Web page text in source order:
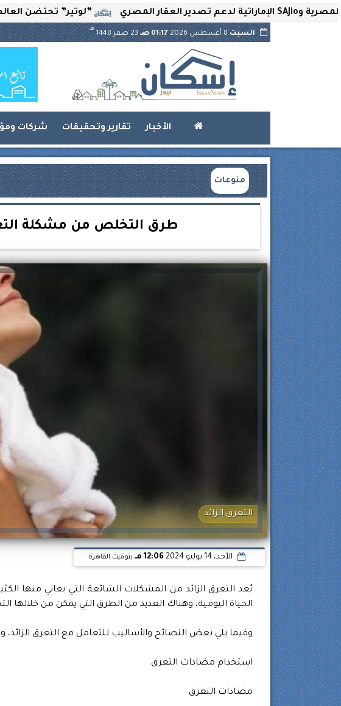
”لوتير” تحتضن العالم.. اعرف
السبت8 أغسطس 2026 01:17 صـ 23 صفر 1448
هـ
الأخبار تقارير وتحقيقات شركات
منوعات
طرق التخلص من مشكلة
التعرق الزائد
الأحد، 14 يوليو 2024 12:06 مـ بتوقيت القاهرة
يُعد التعرق الزائد من المشكلات الشائعة التي يعاني منها
الحياة اليومية، وهناك العديد من الطرق التي يمكن من
وفيما يلي بعض النصائح والأساليب للتعامل مع التعرق
استخدام مضادات التعرق
مضادات التعرق